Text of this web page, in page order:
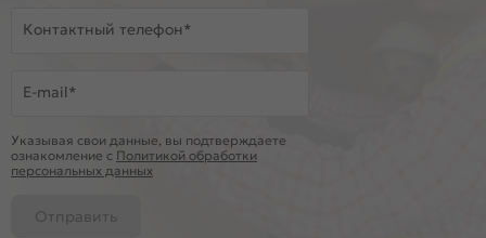
Контактный телефон*
E-mail*
Указывая свои данные, вы подтверждаете
ознакомление c Политикой обработки
персональных данных
Отправить